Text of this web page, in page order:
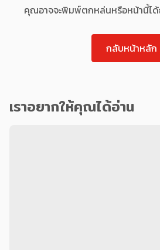
คุณอาจจะพิมพ์ตกหล่นหรือหน้านี้ไ
กลับหน้าหลัก
เราอยากให้คุณได้อ่าน